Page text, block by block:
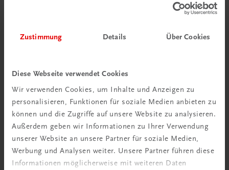
Zustimmung Details Über Cookies
Diese Webseite verwendet Cookies
Wir verwenden Cookies, um Inhalte und Anzeigen zu
personalisieren, Funktionen für soziale Medien anbieten zu
können und die Zugriffe auf unsere Website zu analysieren.
Außerdem geben wir Informationen zu Ihrer Verwendung
unserer Website an unsere Partner für soziale Medien,
Werbung und Analysen weiter. Unsere Partner führen diese
Informationen möglicherweise mit weiteren Daten